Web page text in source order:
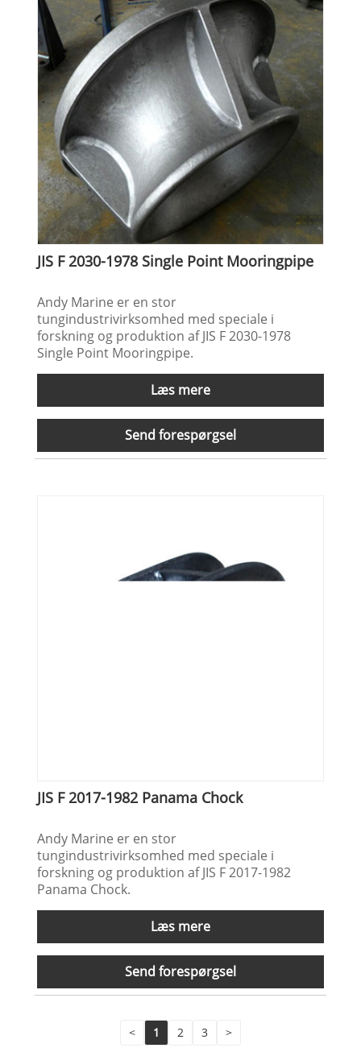
JIS F 2030-1978 Single Point Mooringpipe
Andy Marine er en stor
tungindustrivirksomhed med speciale i
forskning og produktion af JIS F 2030-1978
Single Point Mooringpipe.
Læs mere
Send forespørgsel
JIS F 2017-1982 Panama Chock
Andy Marine er en stor
tungindustrivirksomhed med speciale i
forskning og produktion af JIS F 2017-1982
Panama Chock.
Læs mere
Send forespørgsel
< 1 2 3 >